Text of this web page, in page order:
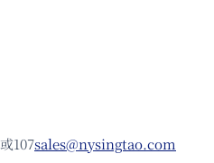
107sales@nysingtao.com